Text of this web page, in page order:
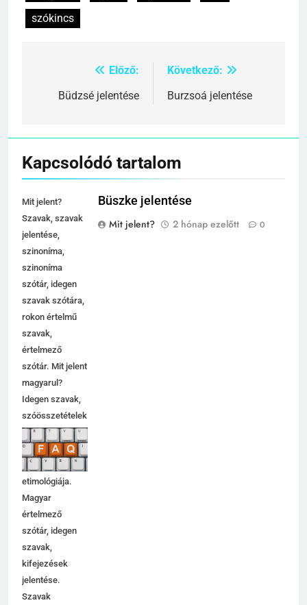
szókincs
Bejegyzés
navigáció
Előző:
Büdzsé jelentése
Következő:
Burzsoá jelentése
Kapcsolódó tartalom
Mit jelent?
Szavak, szavak
jelentése,
szinoníma,
szinoníma
szótár, idegen
szavak szótára,
rokon értelmű
szavak,
értelmező
szótár. Mit jelent
magyarul?
Idegen szavak,
szóösszetételek
jelentése,
magyarázata,
használata,
etimológiája.
Magyar
értelmező
szótár, idegen
szavak,
kifejezések
jelentése.
Szavak
Büszke jelentése
Mit jelent?
2 hónap ezelőtt 0